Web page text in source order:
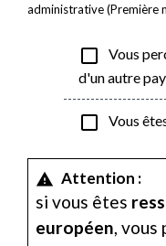
administrative (Première
check_box_outline_blank
Vous
d'un autre
check_box_outline_blank Vous
warning Attention :
si vous êtes
européen ,